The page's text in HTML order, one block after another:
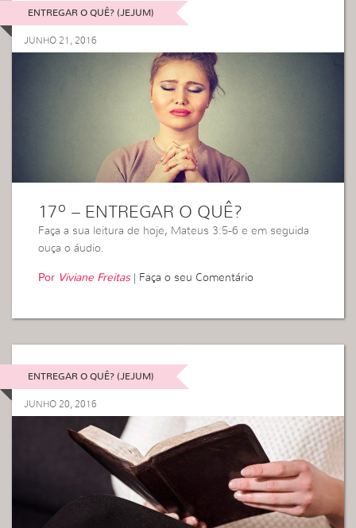
ENTREGAR O QUÊ? (JEJUM)
JUNHO 21, 2016
17º – ENTREGAR O QUÊ?
Faça a sua leitura de hoje, Mateus 3:5-6 e em seguida
ouça o áudio.
Por Viviane Freitas| Faça o seu Comentário
ENTREGAR O QUÊ? (JEJUM)
JUNHO 20, 2016